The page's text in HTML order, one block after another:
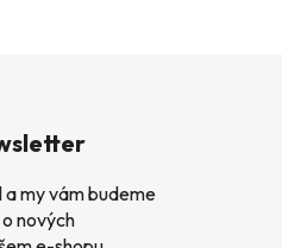
my vám budeme
nových